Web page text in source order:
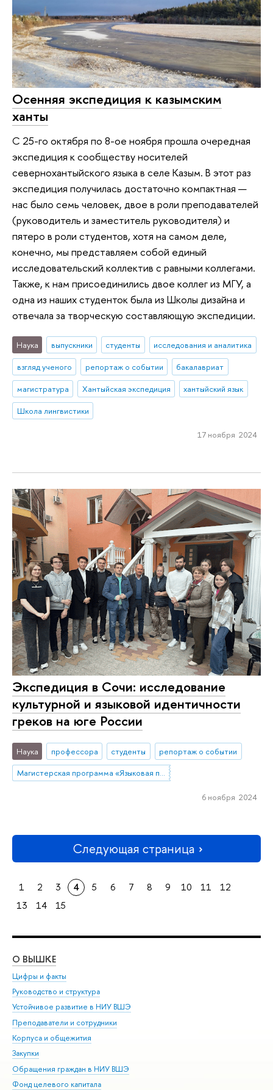
Осенняя экспедиция к казымским
ханты
С 25-го октября по 8-ое ноября прошла очередная
экспедиция к сообществу носителей
севернохантыйского языка в селе Казым. В этот раз
экспедиция получилась достаточно компактная —
нас было семь человек, двое в роли преподавателей
(руководитель и заместитель руководителя) и
пятеро в роли студентов, хотя на самом деле,
конечно, мы представляем собой единый
исследовательский коллектив с равными коллегами.
Также, к нам присоединились двое коллег из МГУ, а
одна из наших студенток была из Школы дизайна и
отвечала за творческую составляющую экспедиции.
Наука выпускники студенты
исследования и аналитика
взгляд ученого
репортаж о событии
бакалавриат
магистратура
Хантыйская экспедиция
хантыйский язык
Школа лингвистики
17 ноября 2024
Экспедиция в Сочи: исследование
культурной и языковой идентичности
греков на юге России
Наука профессора студенты
репортаж о событии
Магистерская программа «Языковая политика в условиях этнокультурного разнообразия»
6 ноября 2024
Следующая страница
1 2 3 4 5 6 7 8 9 10 11
12
13
14 15
О ВЫШКЕ
Цифры и факты
Руководство и структура
Устойчивое развитие в НИУ ВШЭ
Преподаватели и сотрудники
Корпуса и общежития
Закупки
Обращения граждан в НИУ ВШЭ
Фонд целевого капитала